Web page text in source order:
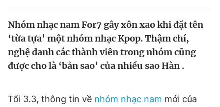
Video Magazine
Sản phẩm khác
Nhóm nhạc nam For7 gây xôn xao khi đặt tên
‘từa tựa’ một nhóm nhạc Kpop. Thậm chí,
nghệ danh các thành viên trong nhóm cũng
được cho là ‘bản sao’ của nhiều sao Hàn .
Tối 3.3, thông tin về nhóm nhạc nam mới của